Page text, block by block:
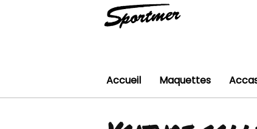
Accueil Maquettes